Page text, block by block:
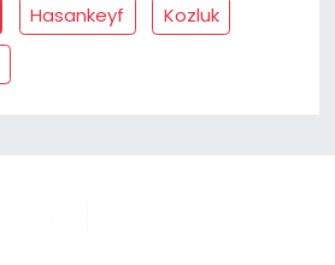
Hasankeyf
Kozluk